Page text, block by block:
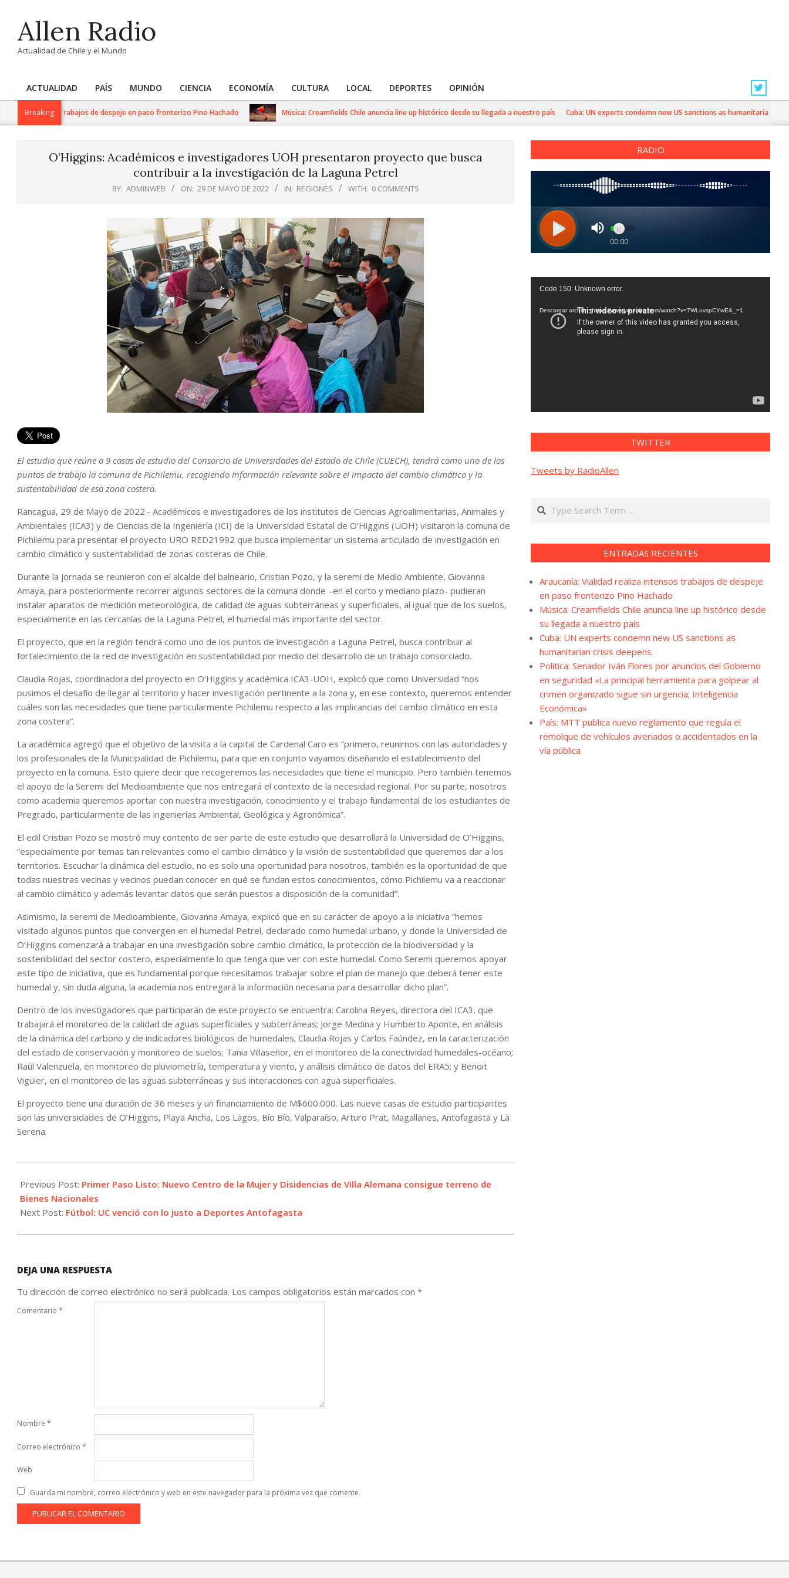
contentAllen Radio
Actualidad de Chile y el Mundo
Primary
Navigation
ACTUALIDAD PAÍS MUNDO CIENCIA ECONOMÍA CULTURA LOCAL DEPORTES OPINIÓN
Breaking
intensos trabajos de despeje en paso fronterizo Pino Hachado Música: Creamfields Chile anuncia line up histórico desde su llegada a nuestro país Cuba: UN experts condemn new US sanctions as humanitarian crisis
O’Higgins: Académicos e investigadores UOH presentaron proyecto que busca
contribuir a la investigación de la Laguna Petrel
BY: ADMINWEB ON: 29 DE MAYO DE 2022 IN: REGIONES WITH: 0 COMMENTS
El estudio que reúne a 9 casas de estudio del Consorcio de Universidades del Estado de Chile (CUECH), tendrá como uno de los
puntos de trabajo la comuna de Pichilemu, recogiendo información relevante sobre el impacto del cambio climático y la
sustentabilidad de esa zona costera.
Rancagua, 29 de Mayo de 2022.- Académicos e investigadores de los institutos de Ciencias Agroalimentarias, Animales y
Ambientales (ICA3) y de Ciencias de la Ingeniería (ICI) de la Universidad Estatal de O’Higgins (UOH) visitaron la comuna de
Pichilemu para presentar el proyecto URO RED21992 que busca implementar un sistema articulado de investigación en
cambio climático y sustentabilidad de zonas costeras de Chile.
Durante la jornada se reunieron con el alcalde del balneario, Cristian Pozo, y la seremi de Medio Ambiente, Giovanna
Amaya, para posteriormente recorrer algunos sectores de la comuna donde –en el corto y mediano plazo- pudieran
instalar aparatos de medición meteorológica, de calidad de aguas subterráneas y superficiales, al igual que de los suelos,
especialmente en las cercanías de la Laguna Petrel, el humedal más importante del sector.
El proyecto, que en la región tendrá como uno de los puntos de investigación a Laguna Petrel, busca contribuir al
fortalecimiento de la red de investigación en sustentabilidad por medio del desarrollo de un trabajo consorciado.
Claudia Rojas, coordinadora del proyecto en O’Higgins y académica ICA3-UOH, explicó que como Universidad “nos
pusimos el desafío de llegar al territorio y hacer investigación pertinente a la zona y, en ese contexto, queremos entender
cuáles son las necesidades que tiene particularmente Pichilemu respecto a las implicancias del cambio climático en esta
zona costera”.
La académica agregó que el objetivo de la visita a la capital de Cardenal Caro es “primero, reunirnos con las autoridades y
los profesionales de la Municipalidad de Pichilemu, para que en conjunto vayamos diseñando el establecimiento del
proyecto en la comuna. Esto quiere decir que recogeremos las necesidades que tiene el municipio. Pero también tenemos
el apoyo de la Seremi del Medioambiente que nos entregará el contexto de la necesidad regional. Por su parte, nosotros
como academia queremos aportar con nuestra investigación, conocimiento y el trabajo fundamental de los estudiantes de
Pregrado, particularmente de las ingenierías Ambiental, Geológica y Agronómica”.
El edil Cristian Pozo se mostró muy contento de ser parte de este estudio que desarrollará la Universidad de O’Higgins,
“especialmente por temas tan relevantes como el cambio climático y la visión de sustentabilidad que queremos dar a los
territorios. Escuchar la dinámica del estudio, no es solo una oportunidad para nosotros, también es la oportunidad de que
todas nuestras vecinas y vecinos puedan conocer en qué se fundan estos conocimientos, cómo Pichilemu va a reaccionar
al cambio climático y además levantar datos que serán puestos a disposición de la comunidad”.
Asimismo, la seremi de Medioambiente, Giovanna Amaya, explicó que en su carácter de apoyo a la iniciativa “hemos
visitado algunos puntos que convergen en el humedal Petrel, declarado como humedal urbano, y donde la Universidad de
O’Higgins comenzará a trabajar en una investigación sobre cambio climático, la protección de la biodiversidad y la
sostenibilidad del sector costero, especialmente lo que tenga que ver con este humedal. Como Seremi queremos apoyar
este tipo de iniciativa, que es fundamental porque necesitamos trabajar sobre el plan de manejo que deberá tener este
humedal y, sin duda alguna, la academia nos entregará la información necesaria para desarrollar dicho plan”.
Dentro de los investigadores que participarán de este proyecto se encuentra: Carolina Reyes, directora del ICA3, que
trabajará el monitoreo de la calidad de aguas superficiales y subterráneas; Jorge Medina y Humberto Aponte, en análisis
de la dinámica del carbono y de indicadores biológicos de humedales; Claudia Rojas y Carlos Faúndez, en la caracterización
del estado de conservación y monitoreo de suelos; Tania Villaseñor, en el monitoreo de la conectividad humedales-océano;
Raúl Valenzuela, en monitoreo de pluviometría, temperatura y viento, y análisis climático de datos del ERA5; y Benoit
Vigüier, en el monitoreo de las aguas subterráneas y sus interacciones con agua superficiales.
El proyecto tiene una duración de 36 meses y un financiamiento de M$600.000. Las nueve casas de estudio participantes
son las universidades de O’Higgins, Playa Ancha, Los Lagos, Bío Bío, Valparaíso, Arturo Prat, Magallanes, Antofagasta y La
Serena.
05-
29
Previous Post: Primer Paso Listo: Nuevo Centro de la Mujer y Disidencias de Villa Alemana consigue terreno de
Bienes Nacionales
Next Post: Fútbol: UC venció con lo justo a Deportes Antofagasta
DEJA UNA RESPUESTA
Tu dirección de correo electrónico no será publicada. Los campos obligatorios están marcados con *
Comentario *
Nombre *
Correo electrónico *
Web
Guarda mi nombre, correo electrónico y web en este navegador para la próxima vez que comente.
RADIO
Reproductor
vídeo
Code 150: Unknown error.
Descargar archivo: https://www.youtube.com/watch?v=7WLuvspCYwE&_=1
TWITTER
Tweets by RadioAllen
Search
ENTRADAS RECIENTES
Araucanía: Vialidad realiza intensos trabajos de despeje
en paso fronterizo Pino Hachado
Música: Creamfields Chile anuncia line up histórico desde
su llegada a nuestro país
Cuba: UN experts condemn new US sanctions as
humanitarian crisis deepens
Política: Senador Iván Flores por anuncios del Gobierno
en seguridad «La principal herramienta para golpear al
crimen organizado sigue sin urgencia; Inteligencia
Económica»
País: MTT publica nuevo reglamento que regula el
remolque de vehículos averiados o accidentados en la
vía pública